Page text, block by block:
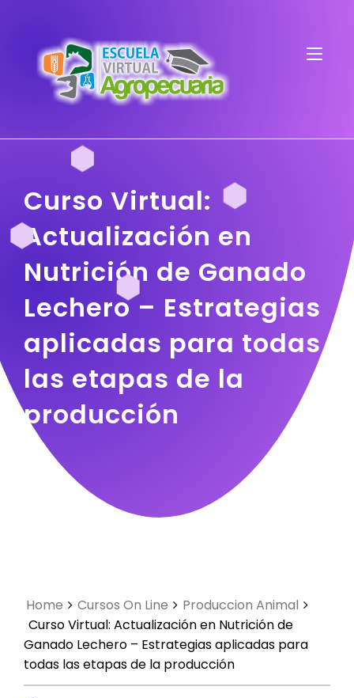
Curso Virtual:
Actualización en
Nutrición de Ganado
Lechero – Estrategias
aplicadas para todas
las etapas de la
producción
Home Cursos On Line
Produccion Animal
Curso Virtual: Actualización en Nutrición de
Ganado Lechero – Estrategias aplicadas para
todas las etapas de la producción